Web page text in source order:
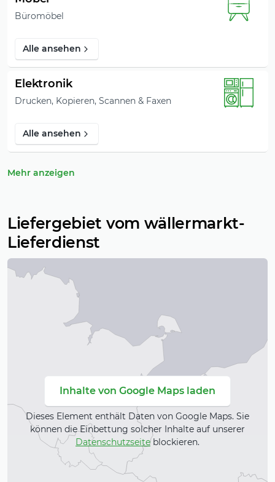
Büromöbel
Alle ansehen
Elektronik
Drucken, Kopieren, Scannen & Faxen
Alle ansehen
Mehr anzeigen
Liefergebiet vom wällermarkt-
Lieferdienst
Inhalte von Google Maps laden
Dieses Element enthält Daten von Google Maps. Sie
können die Einbettung solcher Inhalte auf unserer
Datenschutzseiteblockieren.